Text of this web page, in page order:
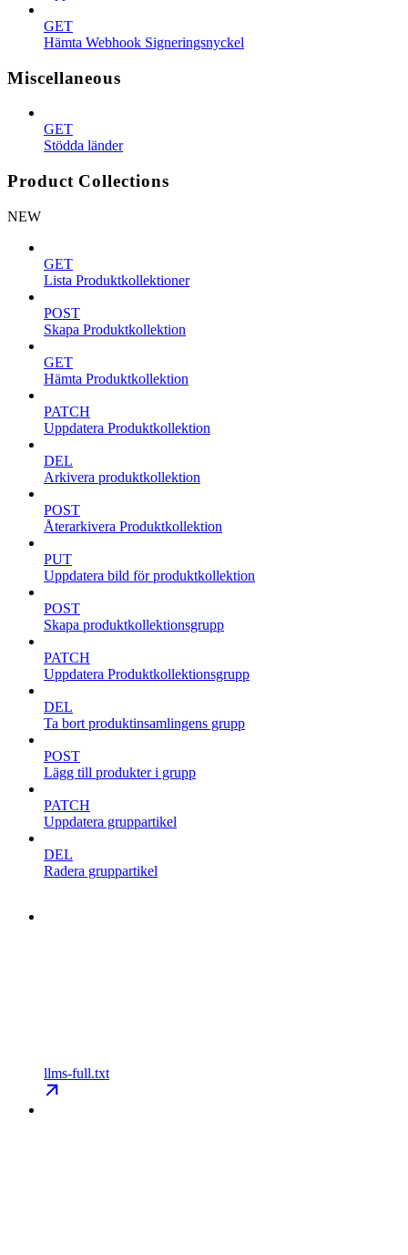
GET
Hämta Webhook Signeringsnyckel
Miscellaneous
GET
Stödda länder
Product Collections
NEW
GET
Lista Produktkollektioner
POST
Skapa Produktkollektion
GET
Hämta Produktkollektion
PATCH
Uppdatera Produktkollektion
DEL
Arkivera produktkollektion
POST
Återarkivera Produktkollektion
PUT
Uppdatera bild för produktkollektion
POST
Skapa produktkollektionsgrupp
PATCH
Uppdatera Produktkollektionsgrupp
DEL
Ta bort produktinsamlingens grupp
POST
Lägg till produkter i grupp
PATCH
Uppdatera gruppartikel
DEL
Radera gruppartikel
llms-full.txt